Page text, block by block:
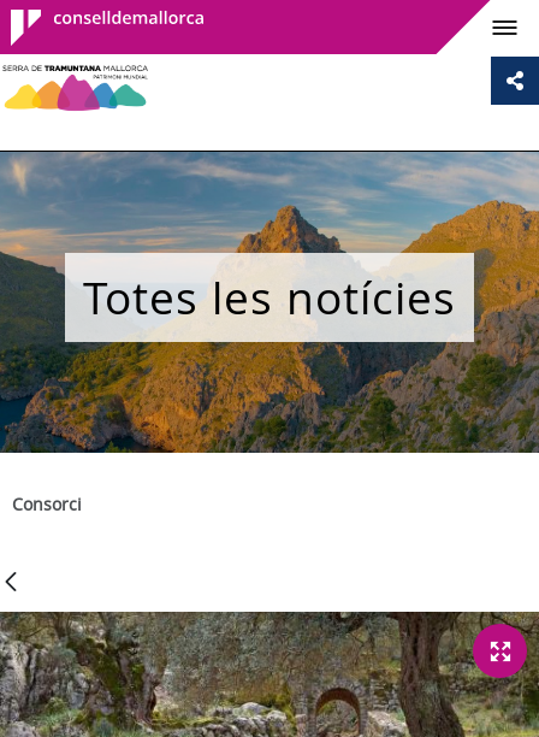
Consell de
Mallorca
Totes les notícies
Consorci